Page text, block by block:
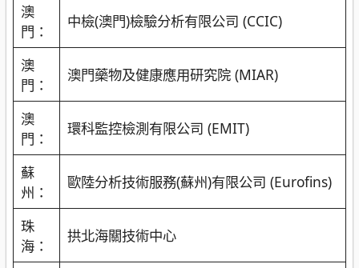
澳
門：
中檢(澳門)檢驗分析有限公司 (CCIC)
澳
門：
澳門藥物及健康應用研究院 (MIAR)
澳
門：
環科監控檢測有限公司 (EMIT)
蘇
州：
歐陸分析技術服務(蘇州)有限公司 (Eurofins)
珠
海：
拱北海關技術中心